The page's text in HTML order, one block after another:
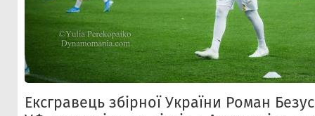
Ексгравець збірної України Роман